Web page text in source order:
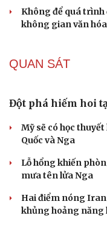
Không để quá
không gian văn
QUAN SÁT
Đột phá hiếm hoi
Mỹ sẽ có học
Quốc và Nga
Lỗ hổng khiến
mưa tên lửa Nga
Hai điểm nóng
khủng hoảng năng